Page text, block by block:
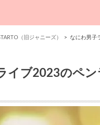
（旧ジャニーズ） なにわ男子
イブ2023のペ